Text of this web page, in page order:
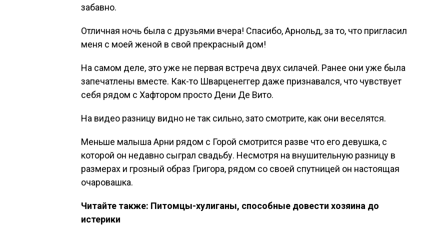
забавно.
Отличная ночь была с друзьями вчера! Спасибо, Арнольд, за то, что пригласил
меня с моей женой в свой прекрасный дом!
На самом деле, это уже не первая встреча двух силачей. Ранее они уже была
запечатлены вместе. Как-то Шварценеггер даже признавался, что чувствует
себя рядом с Хафтором просто Дени Де Вито.
На видео разницу видно не так сильно, зато смотрите, как они веселятся.
Меньше малыша Арни рядом с Горой смотрится разве что его девушка, с
которой он недавно сыграл свадьбу. Несмотря на внушительную разницу в
размерах и грозный образ Григора, рядом со своей спутницей он настоящая
очаровашка.
Читайте также: Питомцы-хулиганы, способные довести хозяина до
истерики